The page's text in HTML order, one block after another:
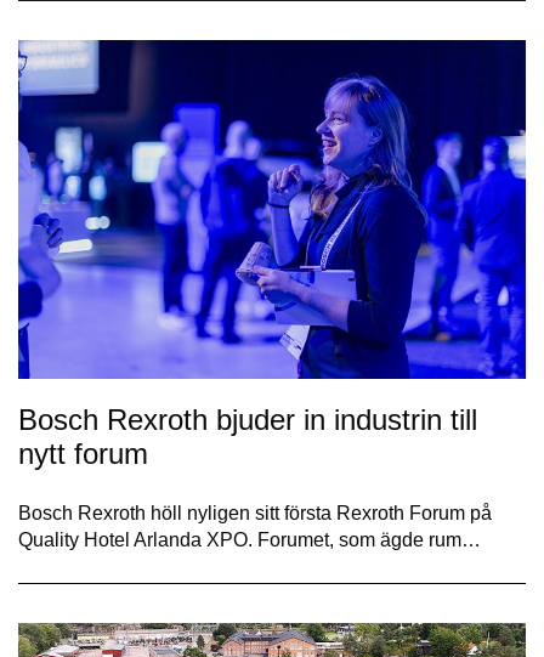
Bosch Rexroth bjuder in industrin till
nytt forum
Bosch Rexroth höll nyligen sitt första Rexroth Forum på
Quality Hotel Arlanda XPO. Forumet, som ägde rum…